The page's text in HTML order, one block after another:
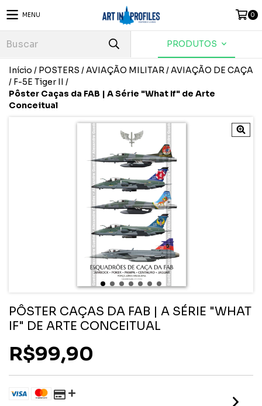
MENU 0
PRODUTOS
Início / POSTERS /AVIAÇÃO MILITAR/AVIAÇÃO DE CAÇA
/ F-5E Tiger II /
Pôster Caças da FAB | A Série "What If" de Arte
Conceitual
PÔSTER CAÇAS DA FAB | A SÉRIE "WHAT
IF" DE ARTE CONCEITUAL
R$99,90